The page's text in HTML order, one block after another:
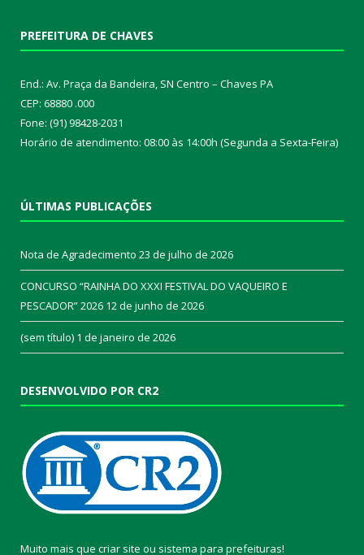
PREFEITURA DE CHAVES
End.: Av. Praça da Bandeira, SN Centro – Chaves PA
CEP: 68880 .000
Fone: (91) 98428-2031
Horário de atendimento: 08:00 às 14:00h (Segunda a Sexta-Feira)
ÚLTIMAS PUBLICAÇÕES
Nota de Agradecimento 23 de julho de 2026
CONCURSO “RAINHA DO XXXI FESTIVAL DO VAQUEIRO E
PESCADOR” 2026 12 de junho de 2026
(sem título) 1 de janeiro de 2026
DESENVOLVIDO POR CR2
Muito mais que criar site ou sistema para prefeituras!